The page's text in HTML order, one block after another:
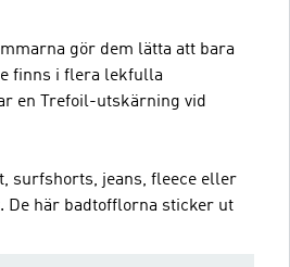
gör dem lätta att bara
finns i flera lekfulla
en Trefoil-utskärning vid
surfshorts, jeans, fleece eller
De här badtofflorna sticker ut